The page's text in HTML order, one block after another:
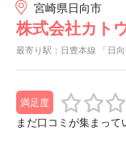
宮崎県日向市
株式会社カト
最寄り駅：日豊本線 「日
満足度
まだ口コミが集まって